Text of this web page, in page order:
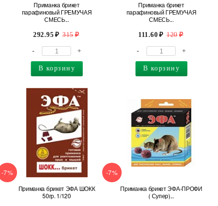
Приманка брикет
парафиновый ГРЕМУЧАЯ
СМЕСЬ...
292.95 315
- +
В корзину
Приманка брикет
парафиновый ГРЕМУЧАЯ
СМЕСЬ...
111.60 120
- +
В корзину
-7%
Приманка брикет ЭФА ШОКК
50гр. 1/120
-7%
Приманка брикет ЭФА-ПРОФИ
( Супер)...